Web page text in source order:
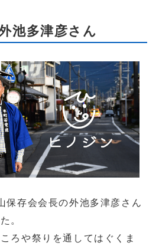
池多津彦さん
保存会会長の外池多津彦さん
。
ろや祭りを通してはぐくま